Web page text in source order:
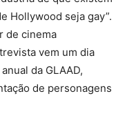
Hollywood seja gay”.
de cinema
vem um dia
da GLAAD,
de personagens